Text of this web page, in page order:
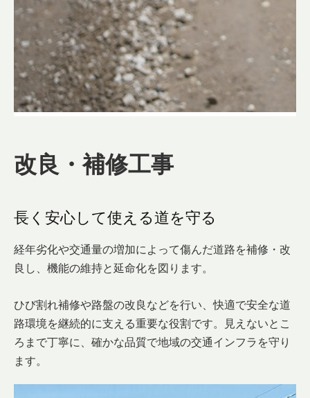
改良・補修工事
長く安心して使える道を守る
経年劣化や交通量の増加によって傷んだ道路を補修・改
良し、機能の維持と延命化を図ります。
ひび割れ補修や路盤の改良などを行い、快適で安全な道
路環境を継続的に支える重要な役割です。見えないとこ
ろまで丁寧に、確かな品質で地域の交通インフラを守り
ます。